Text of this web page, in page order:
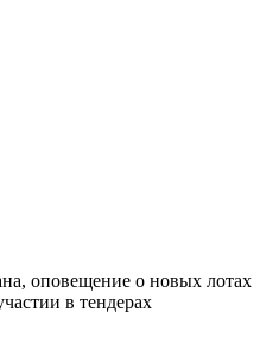
оповещение о новых лотах
в тендерах